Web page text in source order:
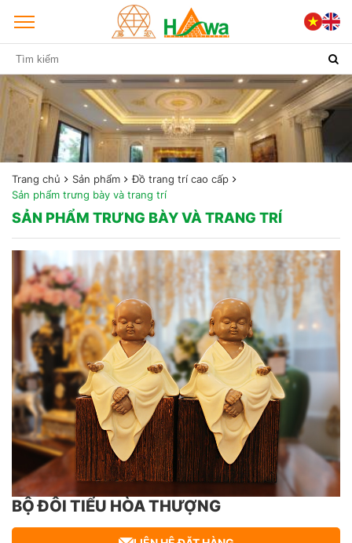
Trang chủ Sản phẩm
Đồ trang trí cao cấp
Sản phẩm trưng bày và trang trí
SẢN PHẨM TRƯNG BÀY VÀ TRANG TRÍ
BỘ ĐÔI TIỂU HÒA THƯỢNG